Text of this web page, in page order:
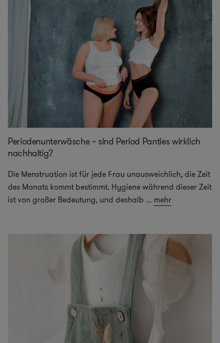
Periodenunterwäsche – sind Period Panties wirklich
nachhaltig?
Die Menstruation ist für jede Frau unausweichlich, die Zeit
des Monats kommt bestimmt. Hygiene während dieser Zeit
ist von großer Bedeutung, und deshalb ... mehr